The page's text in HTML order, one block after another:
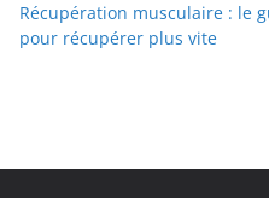
Récupération musculaire : le
pour récupérer plus vite